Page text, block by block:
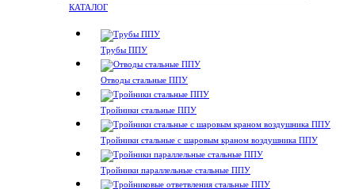
КАТАЛОГ
Трубы ППУ
Отводы стальные ППУ
Тройники стальные ППУ
Тройники стальные с шаровым краном воздушника ППУ
Тройники параллельные стальные ППУ